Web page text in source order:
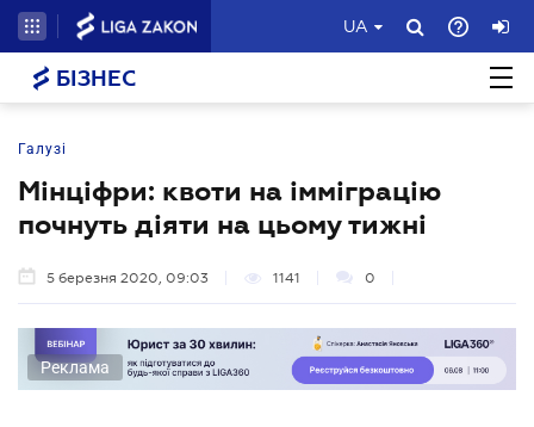
UA
БІЗНЕС
Галузі
Мінціфри: квоти на імміграцію
почнуть діяти на цьому тижні
5 березня 2020, 09:03 1141 0
Реклама